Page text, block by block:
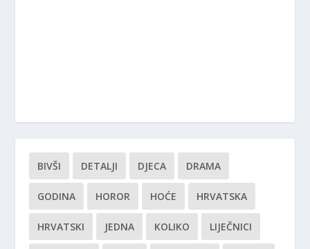
BIVŠI DETALJI DJECA DRAMA
GODINA HOROR HOĆE HRVATSKA
HRVATSKI JEDNA KOLIKO LIJEČNICI